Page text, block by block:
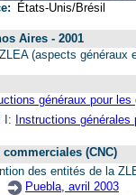
États-Unis/Brésil
Aires - 2001
(aspects
généraux pour
I: Instructions
(CNC)
des entités de la
Puebla, avril 2003